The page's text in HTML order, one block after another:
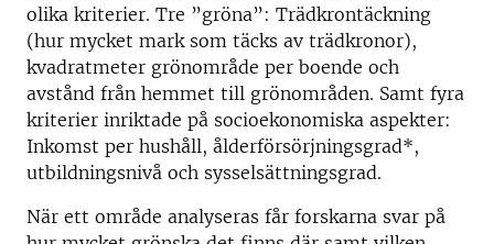
olika kriterier. Tre ”gröna”: Trädkrontäckning
(hur mycket mark som täcks av trädkronor),
kvadratmeter grönområde per boende och
avstånd från hemmet till grönområden. Samt fyra
kriterier inriktade på socioekonomiska aspekter:
Inkomst per hushåll, ålderförsörjningsgrad*,
utbildningsnivå och sysselsättningsgrad.
När ett område analyseras får forskarna svar på